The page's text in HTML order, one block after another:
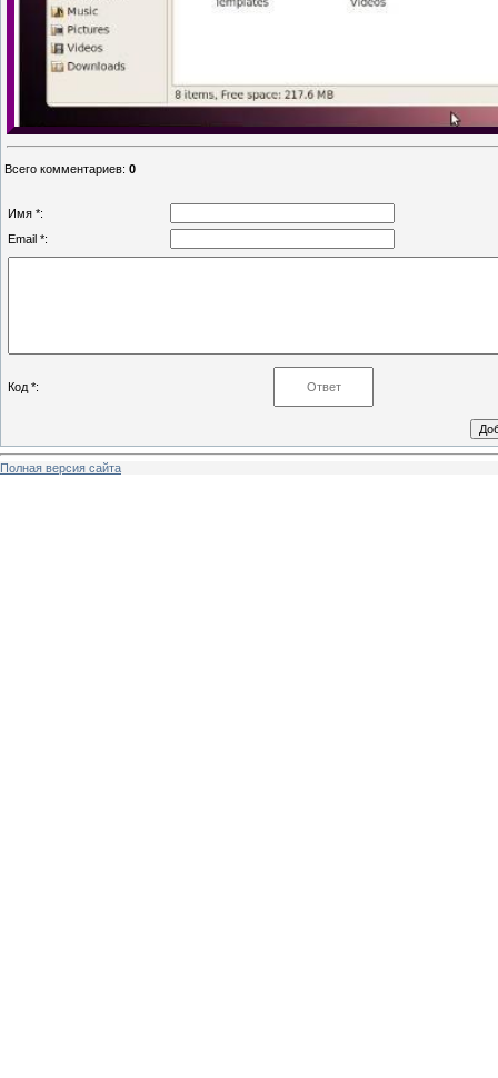
Всего комментариев: 0
Имя *:
Email *:
Код *:
Полная версия сайта